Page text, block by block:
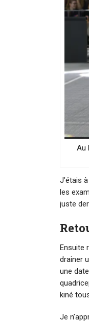
Au
J’étais
les
juste
Ensuite
drainer
une
kiné
Je